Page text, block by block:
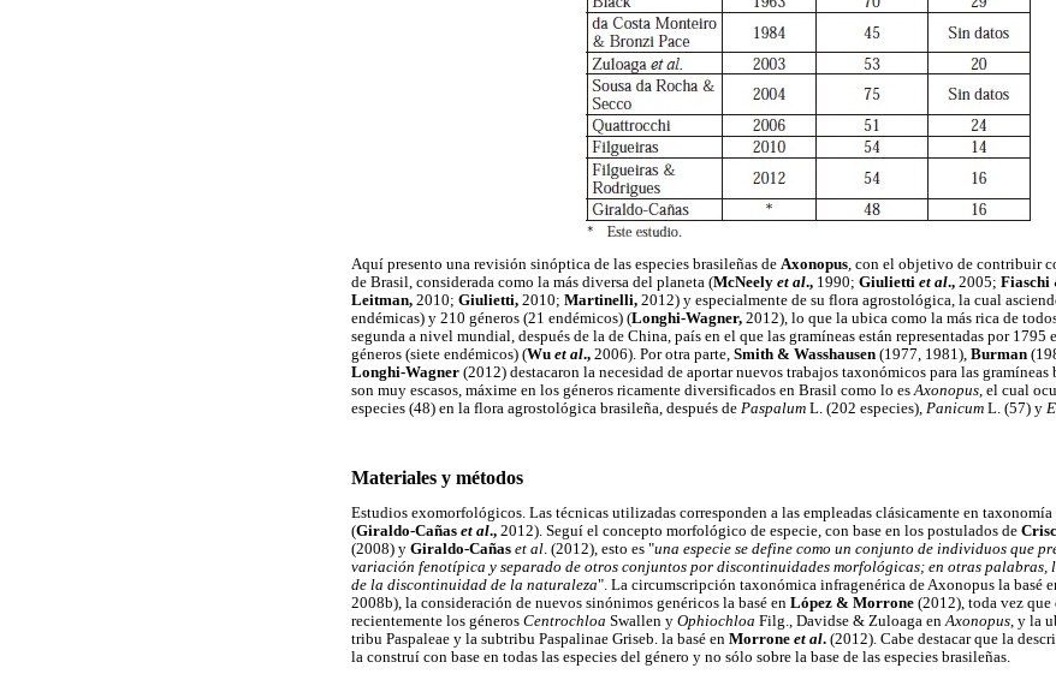
Aquí presento una revisión sinóptica de las especies brasileñas de Axonopus, con el objetivo de contribuir
de Brasil, considerada como la más diversa del planeta (McNeely et al., 1990; Giulietti et al., 2005; Fiaschi
Leitman, 2010; Giulietti, 2010; Martinelli, 2012) y especialmente de su flora agrostológica, la cual
endémicas) y 210 géneros (21 endémicos) (Longhi-Wagner, 2012), lo que la ubica como la más rica de
segunda a nivel mundial, después de la de China, país en el que las gramíneas están representadas por 1795
géneros (siete endémicos) (Wu et al., 2006). Por otra parte, Smith & Wasshausen (1977, 1981), Burman
Longhi-Wagner (2012) destacaron la necesidad de aportar nuevos trabajos taxonómicos para las gramíneas
son muy escasos, máxime en los géneros ricamente diversificados en Brasil como lo esAxonopus, el cual
especies (48) en la flora agrostológica brasileña, después de Paspalum L. (202 especies), Panicum L. (57) y
Materiales y métodos
Estudios exomorfológicos. Las técnicas utilizadas corresponden a las empleadas clásicamente en
(Giraldo-Cañas et al., 2012). Seguí el concepto morfológico de especie, con base en los postulados de
(2008) y Giraldo-Cañas et al . (2012), esto es "una especie se define como un conjunto de individuos que
variación fenotípica y separado de otros conjuntos por discontinuidades morfológicas; en otras palabras,
de la discontinuidad de la naturaleza". La circumscripción taxonómica infragenérica de Axonopus la basé
2008b), la consideración de nuevos sinónimos genéricos la basé en López & Morrone (2012), toda vez
recientemente los géneros Centrochloa Swallen y Ophiochloa Filg., Davidse & Zuloaga en Axonopus , y la
tribu Paspaleae y la subtribu Paspalinae Griseb. la basé en Morrone et al. (2012). Cabe destacar que la
la construí con base en todas las especies del género y no sólo sobre la base de las especies brasileñas.